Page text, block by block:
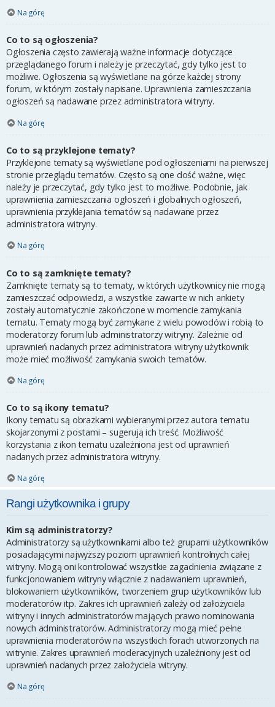
Na górę
Co to są ogłoszenia?
Ogłoszenia często zawierają ważne informacje dotyczące
przeglądanego forum i należy je przeczytać, gdy tylko jest to
możliwe. Ogłoszenia są wyświetlane na górze każdej strony
forum, w którym zostały napisane. Uprawnienia zamieszczania
ogłoszeń są nadawane przez administratora witryny.
Na górę
Co to są przyklejone tematy?
Przyklejone tematy są wyświetlane pod ogłoszeniami na pierwszej
stronie przeglądu tematów. Często są one dość ważne, więc
należy je przeczytać, gdy tylko jest to możliwe. Podobnie, jak
uprawnienia zamieszczania ogłoszeń i globalnych ogłoszeń,
uprawnienia przyklejania tematów są nadawane przez
administratora witryny.
Na górę
Co to są zamknięte tematy?
Zamknięte tematy są to tematy, w których użytkownicy nie mogą
zamieszczać odpowiedzi, a wszystkie zawarte w nich ankiety
zostały automatycznie zakończone w momencie zamykania
tematu. Tematy mogą być zamykane z wielu powodów i robią to
moderatorzy forum lub administratorzy witryny. Zależnie od
uprawnień nadanych przez administratora witryny użytkownik
może mieć możliwość zamykania swoich tematów.
Na górę
Co to są ikony tematu?
Ikony tematu są obrazkami wybieranymi przez autora tematu
skojarzonymi z postami – sugerują ich treść. Możliwość
korzystania z ikon tematu uzależniona jest od uprawnień
nadanych przez administratora witryny.
Na górę
Rangi użytkownika i grupy
Kim są administratorzy?
Administratorzy są użytkownikami albo też grupami użytkowników
posiadającymi najwyższy poziom uprawnień kontrolnych całej
witryny. Mogą oni kontrolować wszystkie zagadnienia związane z
funkcjonowaniem witryny włącznie z nadawaniem uprawnień,
blokowaniem użytkowników, tworzeniem grup użytkowników lub
moderatorów itp. Zakres ich uprawnień zależy od założyciela
witryny i innych administratorów mających prawo nominowania
nowych administratorów. Administratorzy mogą mieć pełne
uprawnienia moderatorów na wszystkich forach utworzonych na
witrynie. Zakres uprawnień moderacyjnych uzależniony jest od
uprawnień nadanych przez założyciela witryny.
Na górę